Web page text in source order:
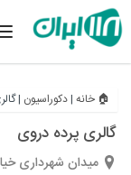
🏠 خانه |دکوراسیون |
گالری پرده دروی
میدان شهرداری